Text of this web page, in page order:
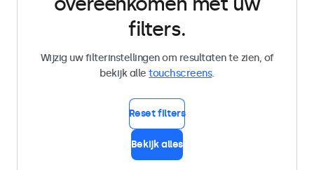
filters.
Wijzig uw filterinstellingen om resultaten te zien, of
bekijk alletouchscreens.
Reset filters
Bekijk alles